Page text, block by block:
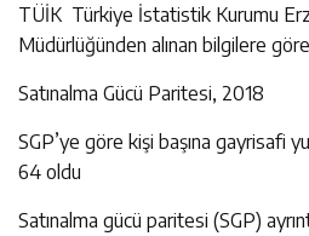
TÜİK Türkiye İstatistik Kurumu
Müdürlüğünden alınan bilgilere
Satınalma Gücü Paritesi, 2018
SGP’ye göre kişi başına gayrisafi
64 oldu
Satınalma gücü paritesi (SGP)